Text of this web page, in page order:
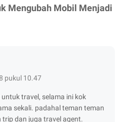
Mengubah Mobil Menjadi
pukul 10.47
travel, selama ini kok
sekali. padahal teman teman
trip dan juga travel agent.